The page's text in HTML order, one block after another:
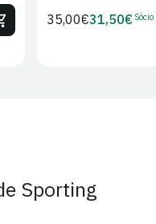
Preço
35,00€Preço
31,50€ Sócio
Sporting